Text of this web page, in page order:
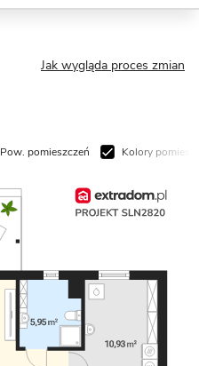
Jak wygląda proces zmian
Pow. pomieszczeń Kolory